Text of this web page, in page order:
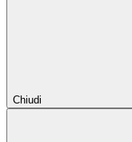
Chiudi